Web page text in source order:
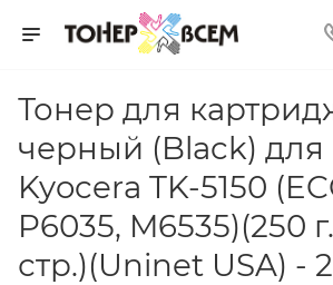
Тонер для
черный (Black) для
Kyocera TK-5150
P6035, M6535)(250
стр.)(Uninet USA) -